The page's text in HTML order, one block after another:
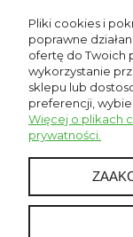
Informacje
Moje konto
Płatności i
Pliki cookies i
poprawne
ofertę do Twoich
wykorzystanie
sklepu lub
preferencji,
Więcej o plikach
prywatności.